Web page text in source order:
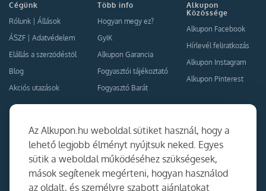
Az Alkupon.hu weboldal sütiket használ, hogy a
lehető legjobb élményt nyújtsuk neked. Egyes
sütik a weboldal működéséhez szükségesek,
mások segítenek megérteni, hogyan használod
az oldalt, és személyre szabott ajánlatokat
Cégünk
Rólunk
Állások
ÁSZF
Adatvédelem
Elállás a szerződéstől
Blog
Akciós utazások
Több info
Hogyan megy ez?
GyIK
Alkupon Garancia
Fogyasztói tájékoztató
Fogyasztó Barát
Alkupon
Közössége
Alkupon Facebook
Hírlevél feliratkozás
Alkupon Instagram
Alkupon Pinterest
Együttműködés
Kapcsolat
Ajánlj nekünk!
Partner Belépés